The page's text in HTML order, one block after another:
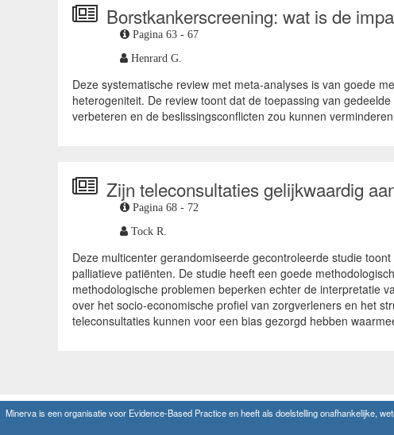
Borstkankerscreening: wat is de
Pagina 63 - 67
Henrard G.
Deze systematische review met meta-analyses is van goede
heterogeniteit. De review toont dat de toepassing van
verbeteren en de beslissingsconflicten zou kunnen
Zijn teleconsultaties gelijkwaardig
Pagina 68 - 72
Tock R.
Deze multicenter gerandomiseerde gecontroleerde studie
palliatieve patiënten. De studie heeft een goede
methodologische problemen beperken echter de interpretatie
over het socio-economische profiel van zorgverleners en het
teleconsultaties kunnen voor een bias gezorgd hebben
Minerva is een organisatie voor Evidence-Based Practice en heeft als doelstelling onafhankelijke,